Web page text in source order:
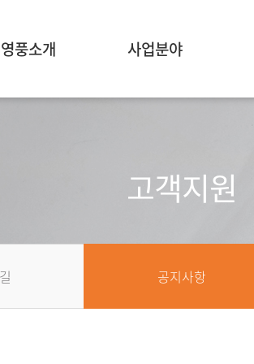
영풍소개 사업분야
고객지원
공지사항